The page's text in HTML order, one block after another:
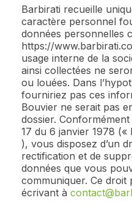
Barbirati recueille
caractère personnel
données personnelles
https://
usage interne de la
ainsi collectées ne
ou louées. Dans
fourniriez pas ces
Bouvier ne serait pas
dossier.
17 du 6 janvier 1978
), vous disposez d’un
rectification et de
données que vous
communiquer. Ce droit
écrivant à